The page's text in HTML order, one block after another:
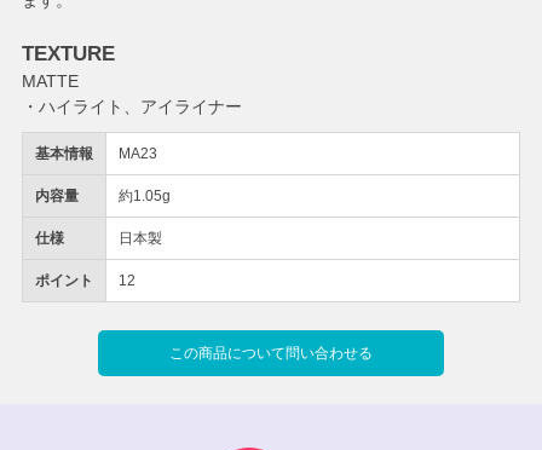
基本情報 MA23
内容量 約1.05g
仕様 日本製
ポイント 12
この商品について問い合わせる
TEXTURE
MATTE
・ハイライト、アイライナー